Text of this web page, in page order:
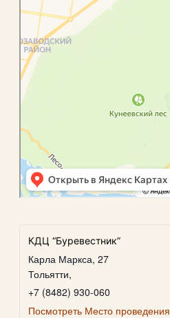
КДЦ “Буревестник”
Карла Маркса, 27
Тольятти,
+7 (8482) 930-060
Посмотреть Место